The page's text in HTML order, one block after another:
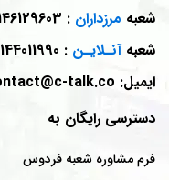
شعبه مرزداران : 02146129603
شعبهآنـلایـن : 02144011990
ایمیل: contact@c-talk.co
دسترسی رایگان به
فرم مشاوره شعبه فردوس